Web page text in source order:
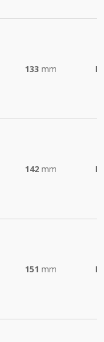
133 mm
142 mm
151 mm